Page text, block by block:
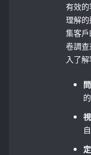
有效
理解
集客
卷調
入了